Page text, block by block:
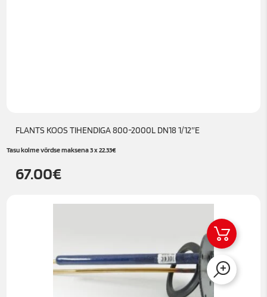
FLANTS KOOS TIHENDIGA 800-2000L DN18 1/12″E
67.00€
Tasu kolme võrdse maksena 3 x22.33€